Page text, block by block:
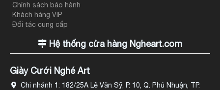
Chính sách bảo hành
Khách hàng VIP
Đối tác cung cấp
Hệ thống cửa hàng Ngheart.com
Giày Cưới Nghé Art
Chi nhánh 1: 182/25A Lê Văn Sỹ, P. 10, Q. Phú Nhuận, TP.